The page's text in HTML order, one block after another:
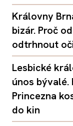
Královny
bizár. Proč
odtrhnout
Lesbické
únos
Princezna
do kin